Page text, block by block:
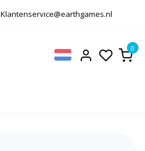
Klantenservice@earthgames.nl
0